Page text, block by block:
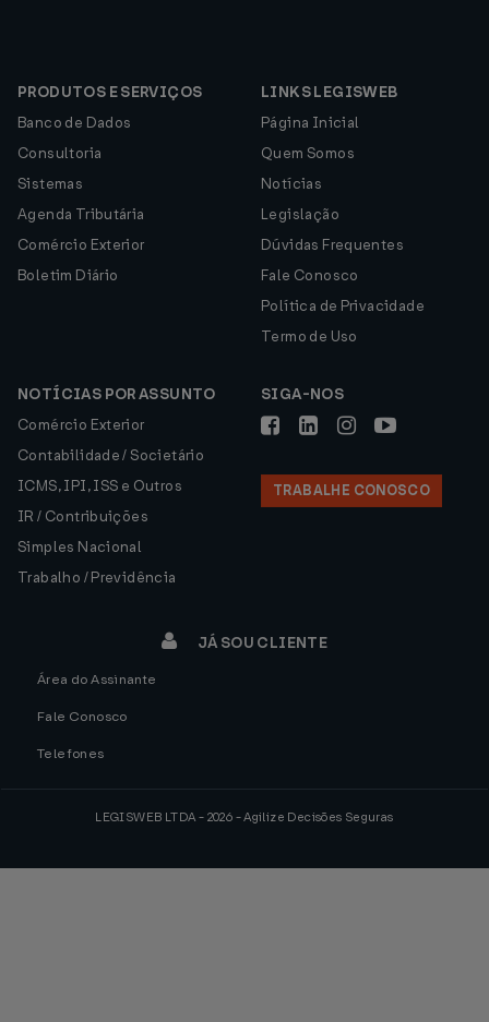
PRODUTOS E SERVIÇOS
Banco de Dados
Consultoria
Sistemas
Agenda Tributária
Comércio Exterior
Boletim Diário
LINKS LEGISWEB
Página Inicial
Quem Somos
Notícias
Legislação
Dúvidas Frequentes
Fale Conosco
Política de Privacidade
Termo de Uso
NOTÍCIAS POR ASSUNTO
Comércio Exterior
Contabilidade / Societário
ICMS, IPI, ISS e Outros
IR / Contribuições
Simples Nacional
Trabalho / Previdência
SIGA-NOS
TRABALHE CONOSCO
JÁ SOU CLIENTE
Área do Assinante
Fale Conosco
Telefones
LEGISWEB LTDA - 2026 - Agilize Decisões Seguras